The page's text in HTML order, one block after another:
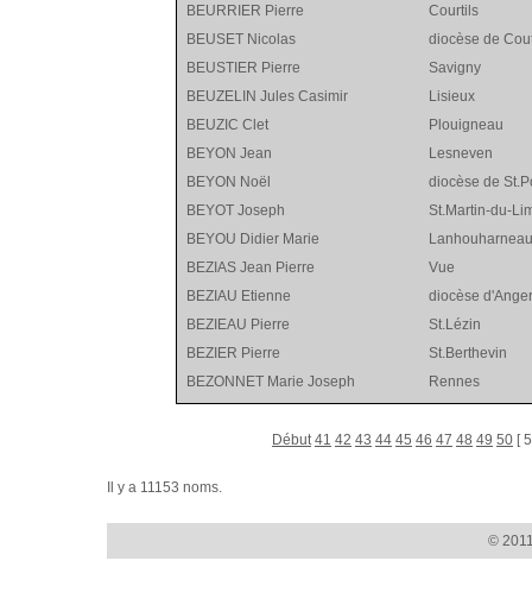
BEURRIER Pierre
Courtils
BEUSET Nicolas
diocèse de
BEUSTIER Pierre
Savigny
BEUZELIN Jules Casimir
Lisieux
BEUZIC Clet
Plouigneau
BEYON Jean
Lesneven
BEYON Noël
diocèse de
BEYOT Joseph
St.Martin-du-
BEYOU Didier Marie
Lanhouharneau
BEZIAS Jean Pierre
Vue
BEZIAU Etienne
diocèse
BEZIEAU Pierre
St.Lézin
BEZIER Pierre
St.Berthevin
BEZONNET Marie Joseph
Rennes
Début 41 42 43 44 45 46 47 48 49 50 [
Il y a 11153 noms.
©